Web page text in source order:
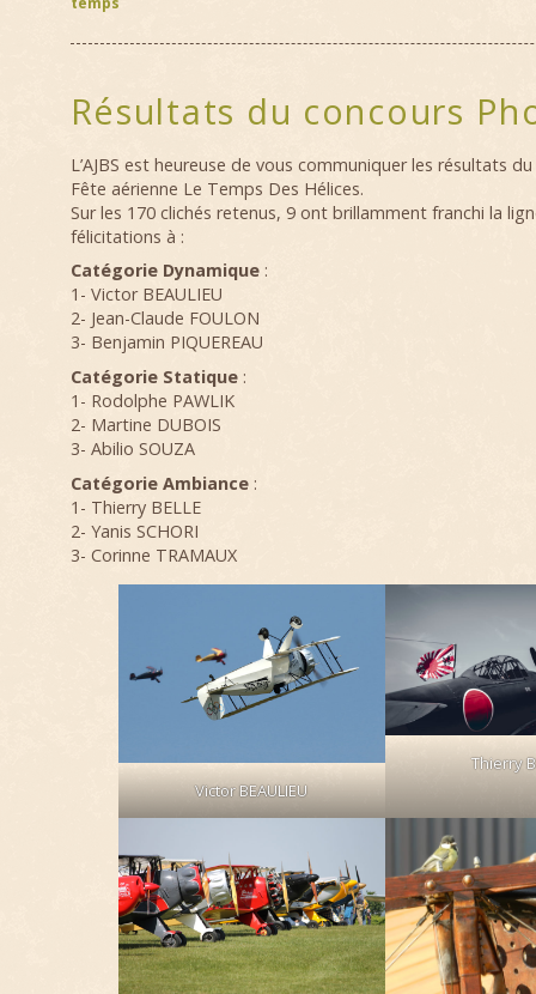
Résultats du concours
L’AJBS est heureuse de vous communiquer les résultats
Fête aérienne Le Temps Des Hélices.
Sur les 170 clichés retenus, 9 ont brillamment franchi la
félicitations à :
Catégorie Dynamique:
1- Victor BEAULIEU
2- Jean-Claude FOULON
3- Benjamin PIQUEREAU
Catégorie Statique:
1- Rodolphe PAWLIK
2- Martine DUBOIS
3- Abilio SOUZA
Catégorie Ambiance:
1- Thierry BELLE
2- Yanis SCHORI
3- Corinne TRAMAUX
Victor BEAULIEU
Thierry